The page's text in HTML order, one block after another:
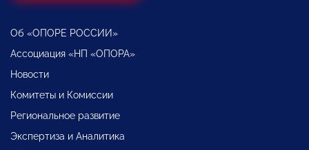
Об «ОПОРЕ РОССИИ»
Ассоциация «НП «ОПОРА»
Новости
Комитеты и Комиссии
Региональное развитие
Экспертиза и Аналитика